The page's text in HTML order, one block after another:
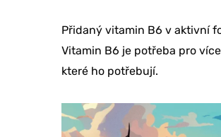
Přidaný vitamin B6 v aktivní
Vitamin B6 je potřeba pro
které ho potřebují.